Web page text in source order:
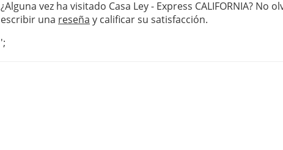
¿Alguna vez ha visitado Casa Ley - Express CALIFORNIA? No
escribir una reseña y calificar su satisfacción.
';